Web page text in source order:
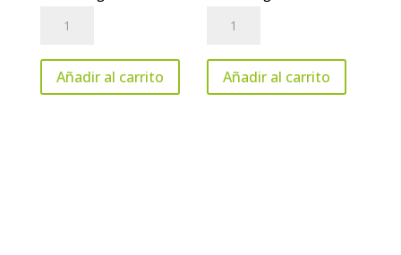
Cookie
cantidad
Añadir al carrito
Chocolat
Añadir al carrito